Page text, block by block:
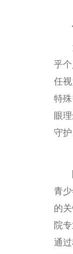
乎
任
特
眼
守护
青
的
院
通